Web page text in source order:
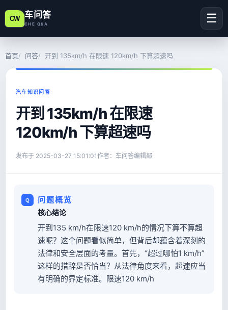
CW 车问答
CHE Q&A ☰
首页 问答 开到 135km/h 在限速 120km/h 下算超速吗
汽车知识问答
开到 135km/h 在限速
120km/h 下算超速吗
发布于 2025-03-27 15:01:01作者：车问答编辑部
问题概览
核心结论
开到135 km/h在限速120 km/h的情况下算不算超
速呢？这个问题看似简单，但背后却蕴含着深刻的
法律和安全层面的考量。首先，“超过哪怕1 km/h”
这样的措辞是否恰当？从法律角度来看，超速应当
有明确的界定标准。限速120 km/h